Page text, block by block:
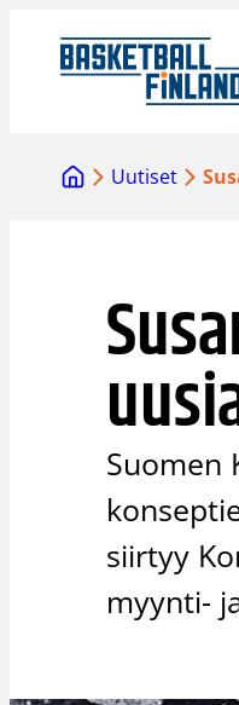
sisältöön
Uutiset
Suomen
siirtyy
myynti-